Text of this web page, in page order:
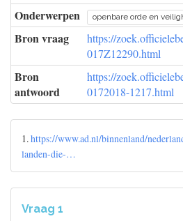
Onderwerpen openbare orde en
Bron vraag
https://
017Z12290.html
Bron
antwoord
https://
0172018-1217.html
1.https://www.ad.nl/binnenland/
landen-die-…
Vraag 1